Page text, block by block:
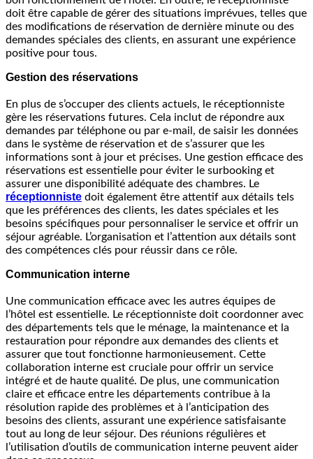
doit être capable de gérer des situations imprévues, telles que
des modifications de réservation de dernière minute ou des
demandes spéciales des clients, en assurant une expérience
positive pour tous.
Gestion des réservations
En plus de s’occuper des clients actuels, le réceptionniste
gère les réservations futures. Cela inclut de répondre aux
demandes par téléphone ou par e-mail, de saisir les données
dans le système de réservation et de s’assurer que les
informations sont à jour et précises. Une gestion efficace des
réservations est essentielle pour éviter le surbooking et
assurer une disponibilité adéquate des chambres. Le
réceptionniste doit également être attentif aux détails tels
que les préférences des clients, les dates spéciales et les
besoins spécifiques pour personnaliser le service et offrir un
séjour agréable. L’organisation et l’attention aux détails sont
des compétences clés pour réussir dans ce rôle.
Communication interne
Une communication efficace avec les autres équipes de
l’hôtel est essentielle. Le réceptionniste doit coordonner avec
des départements tels que le ménage, la maintenance et la
restauration pour répondre aux demandes des clients et
assurer que tout fonctionne harmonieusement. Cette
collaboration interne est cruciale pour offrir un service
intégré et de haute qualité. De plus, une communication
claire et efficace entre les départements contribue à la
résolution rapide des problèmes et à l’anticipation des
besoins des clients, assurant une expérience satisfaisante
tout au long de leur séjour. Des réunions régulières et
l’utilisation d’outils de communication interne peuvent aider